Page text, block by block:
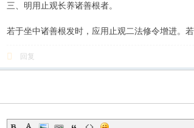
三、明用止观长养诸善根者。
若于坐中诸善根发时，应用止观二法修令增进。
回复